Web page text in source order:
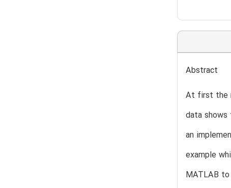
Abstract
At first the
data
an
example
MATLAB